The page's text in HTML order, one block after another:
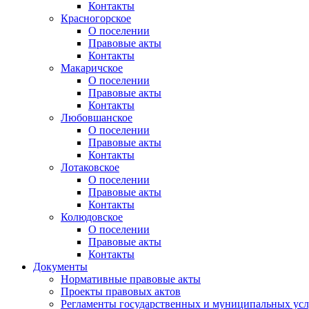
Контакты
Красногорское
О поселении
Правовые акты
Контакты
Макаричское
О поселении
Правовые акты
Контакты
Любовшанское
О поселении
Правовые акты
Контакты
Лотаковское
О поселении
Правовые акты
Контакты
Колюдовское
О поселении
Правовые акты
Контакты
Документы
Нормативные правовые акты
Проекты правовых актов
Регламенты государственных и муниципальных